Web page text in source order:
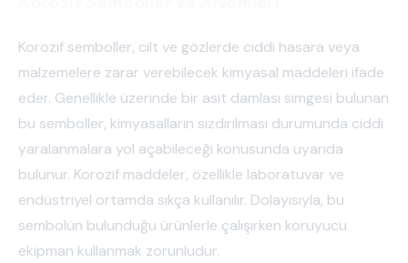
Korozif semboller, cilt ve gözlerde ciddi hasara veya
malzemelere zarar verebilecek kimyasal maddeleri ifade
eder. Genellikle üzerinde bir asit damlası simgesi bulunan
bu semboller, kimyasalların sızdırılması durumunda ciddi
yaralanmalara yol açabileceği konusunda uyarıda
bulunur. Korozif maddeler, özellikle laboratuvar ve
endüstriyel ortamda sıkça kullanılır. Dolayısıyla, bu
sembolün bulunduğu ürünlerle çalışırken koruyucu
ekipman kullanmak zorunludur.